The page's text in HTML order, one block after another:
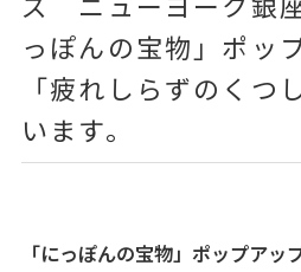
っぽんの宝物」ポッ
「疲れしらずのくつ
います。
「にっぽんの宝物」ポップアッ